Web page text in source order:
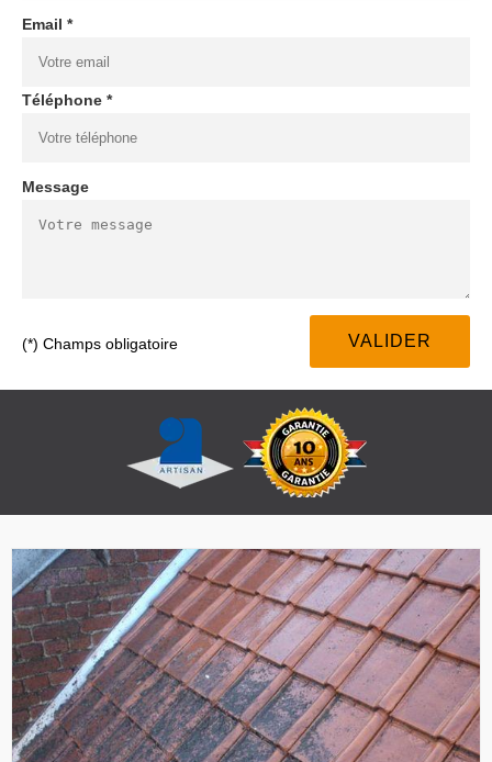
Email *
Téléphone *
Message
(*) Champs obligatoire